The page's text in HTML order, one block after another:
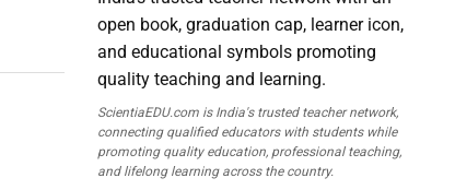
ScientiaEDU.com is India's trusted teacher network,
connecting qualified educators with students while
promoting quality education, professional teaching,
and lifelong learning across the country.